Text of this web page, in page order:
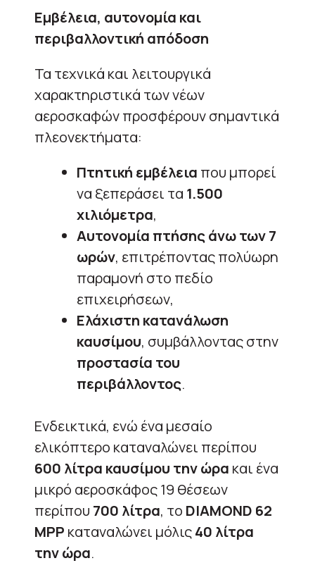
Εμβέλεια, αυτονομία και
περιβαλλοντική απόδοση
Τα τεχνικά και λειτουργικά
χαρακτηριστικά των νέων
αεροσκαφών προσφέρουν σημαντικά
πλεονεκτήματα:
Πτητική εμβέλεια που μπορεί
να ξεπεράσει τα 1.500
χιλιόμετρα,
Αυτονομία πτήσης άνω των 7
ωρών, επιτρέποντας πολύωρη
παραμονή στο πεδίο
επιχειρήσεων,
Ελάχιστη κατανάλωση
καυσίμου, συμβάλλοντας στην
προστασία του
περιβάλλοντος.
Ενδεικτικά, ενώ ένα μεσαίο
ελικόπτερο καταναλώνει περίπου
600 λίτρα καυσίμου την ώρα και ένα
μικρό αεροσκάφος 19 θέσεων
περίπου 700 λίτρα, το DIAMOND 62
MPP καταναλώνει μόλις40 λίτρα
την ώρα.